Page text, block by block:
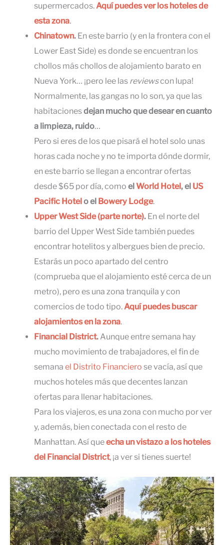
supermercados. Aquí puedes ver los hoteles de
esta zona.
Chinatown. En este barrio (y en la frontera con el
Lower East Side) es donde se encuentran los
chollos más chollos de alojamiento barato en
Nueva York… ¡pero lee las reviewscon lupa!
Normalmente, las gangas no lo son, ya que las
habitacionesdejan mucho que desear en cuanto
a limpieza, ruido…
Pero si eres de los que pisará el hotel solo unas
horas cada noche y no te importa dónde dormir,
en este barrio se llegan a encontrar ofertas
desde $65 por día, como elWorld Hotel, el US
Pacific Hotelo el Bowery Lodge.
Upper West Side (parte norte). En el norte del
barrio del Upper West Side también puedes
encontrar hotelitos y albergues bien de precio.
Estarás un poco apartado del centro
(comprueba que el alojamiento esté cerca de un
metro), pero es una zona tranquila y con
comercios de todo tipo. Aquí puedes buscar
alojamientos en la zona.
Financial District. Aunque entre semana hay
mucho movimiento de trabajadores, el fin de
semana el Distrito Financiero se vacía, así que
muchos hoteles más que decentes lanzan
ofertas para llenar habitaciones.
Para los viajeros, es una zona con mucho por ver
y, además, bien conectada con el resto de
Manhattan. Así queecha un vistazo a los hoteles
del Financial District, ¡a ver si tienes suerte!